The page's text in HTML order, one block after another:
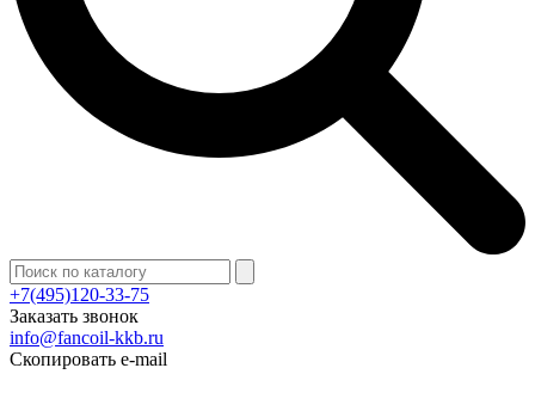
+7(495)120-33-75
Заказать звонок
info@fancoil-kkb.ru
Скопировать e-mail